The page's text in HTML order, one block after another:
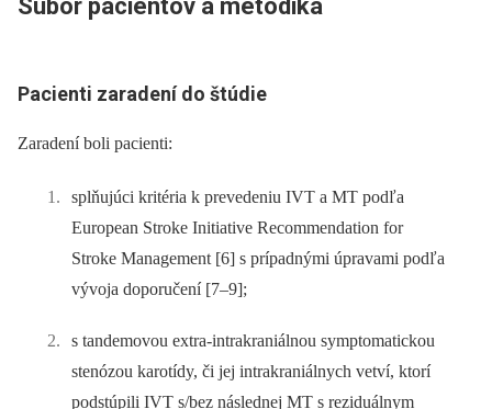
Súbor pacientov a metodika
Pacienti zaradení do štúdie
Zaradení boli pacienti:
splňujúci kritéria k prevedeniu IVT a MT podľa
European Stroke Initiative Recommendation for
Stroke Management [6] s prípadnými úpravami podľa
vývoja doporučení [7–9];
s tandemovou extra-intrakraniálnou symptomatickou
stenózou karotídy, či jej intrakraniálnych vetví, ktorí
podstúpili IVT s/bez následnej MT s reziduálnym